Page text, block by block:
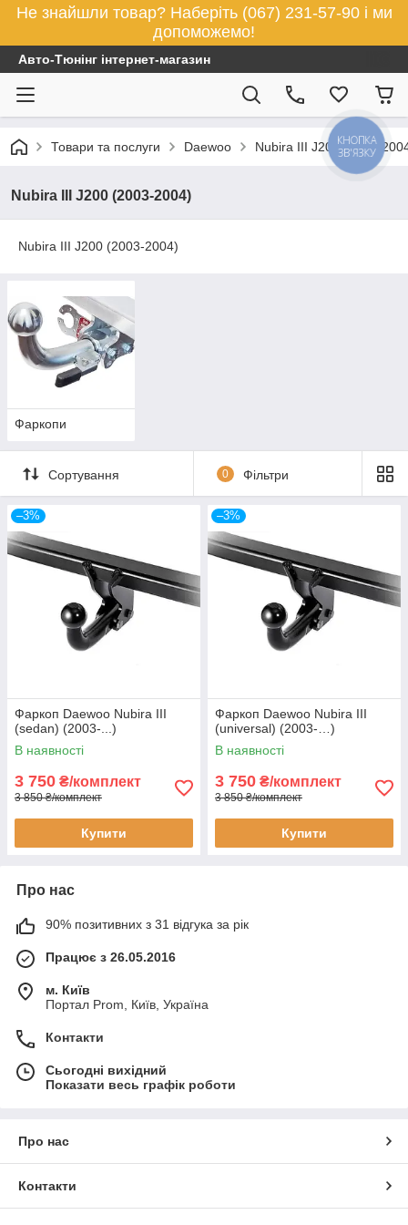
Не знайшли товар? Наберіть (067) 231-57-90 і ми
допоможемо!
Авто-Тюнінг інтернет-магазин
Товари та послуги Daewoo Nubira IIІ J200 (2003-
Nubira IIІ J200 (2003-2004)
Nubira IIІ J200 (2003-2004)
Фаркопи
Сортування 0 Фільтри
–3%
Фаркоп Daewoo Nubira III
(sedan) (2003-...)
В наявності
3 750 ₴/комплект
3 850 ₴/комплект
Купити
–3%
Фаркоп Daewoo Nubira III
(universal) (2003-…)
В наявності
3 750 ₴/комплект
3 850 ₴/комплект
Купити
Про нас
90% позитивних з 31 відгука за рік
Працює з 26.05.2016
м. Київ
Портал Prom, Київ, Україна
Контакти
Сьогодні вихідний
Показати весь графік роботи
Про нас
Контакти
КНОПКА
ЗВ'ЯЗКУ